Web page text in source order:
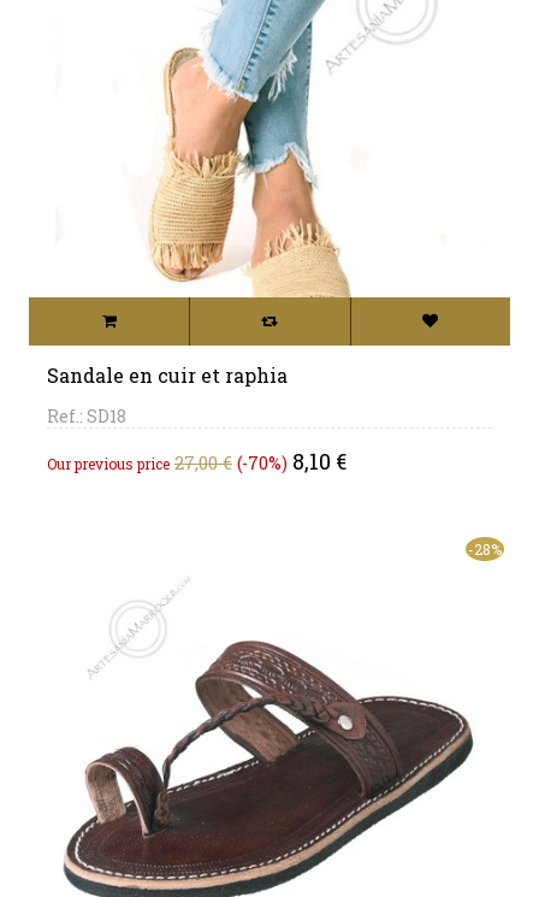
Sandale en cuir et raphia
Ref.: SD18
Our previous price Regular
27,00 € -70% Price
8,10 €
-28%